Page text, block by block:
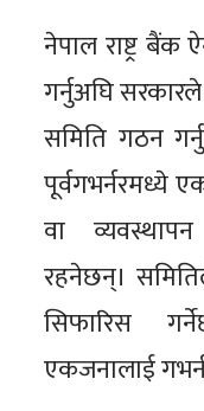
नेपाल राष्ट्र बैंक
गर्नुअघि
समिति गठन
पूर्वगभर्नरमध्ये
वा
रहनेछन्।
सिफारिस
एकजनालाई